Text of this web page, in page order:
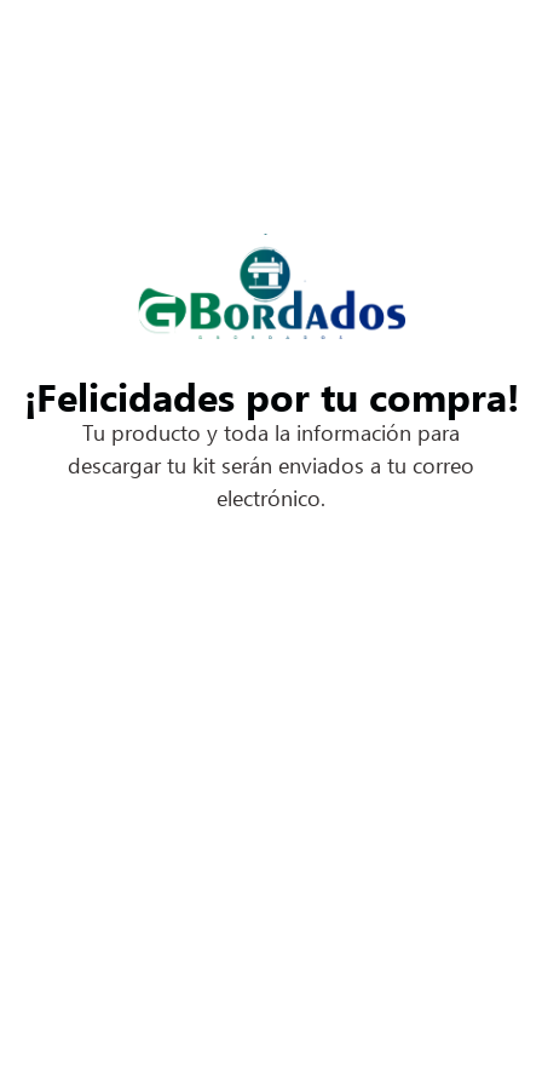
¡Felicidades por tu compra!
Tu producto y toda la información para
descargar tu kit serán enviados a tu correo
electrónico.